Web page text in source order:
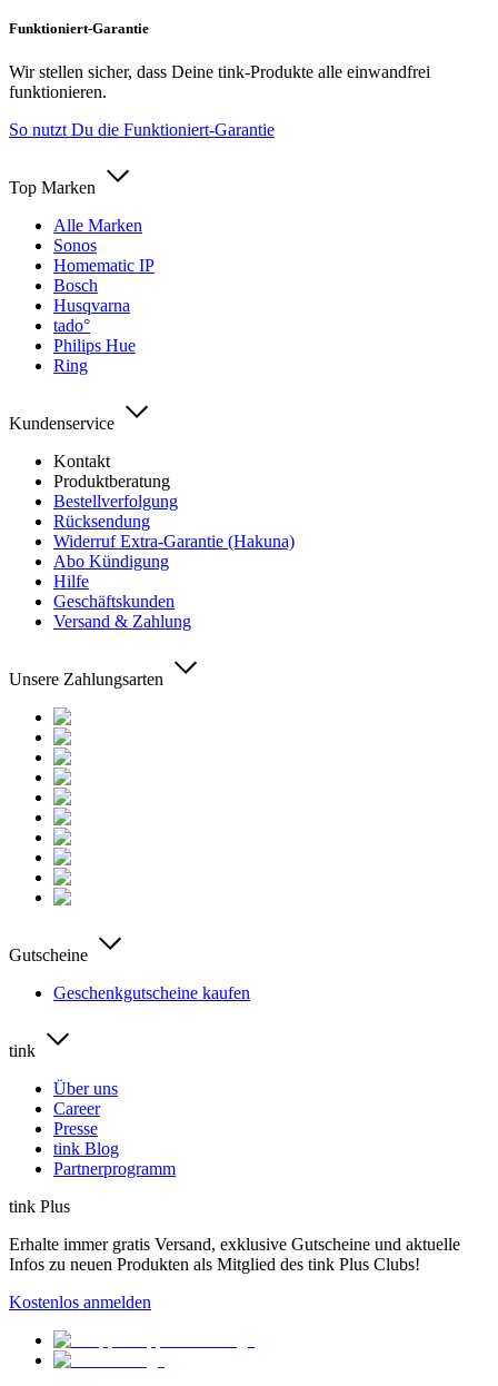
Funktioniert-Garantie
Wir stellen sicher, dass Deine tink-Produkte alle einwandfrei
funktionieren.
So nutzt Du die Funktioniert-Garantie
Top Marken
Alle Marken
Sonos
Homematic IP
Bosch
Husqvarna
tado°
Philips Hue
Ring
Kundenservice
Kontakt
Produktberatung
Bestellverfolgung
Rücksendung
Widerruf Extra-Garantie (Hakuna)
Abo Kündigung
Hilfe
Geschäftskunden
Versand & Zahlung
Unsere Zahlungsarten
Gutscheine
Geschenkgutscheine kaufen
tink
Über uns
Career
Presse
tink Blog
Partnerprogramm
tink Plus
Erhalte immer gratis Versand, exklusive Gutscheine und aktuelle
Infos zu neuen Produkten als Mitglied des tink Plus Clubs!
Kostenlos anmelden